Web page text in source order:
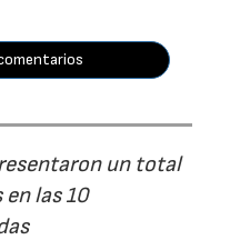
un total
las 10